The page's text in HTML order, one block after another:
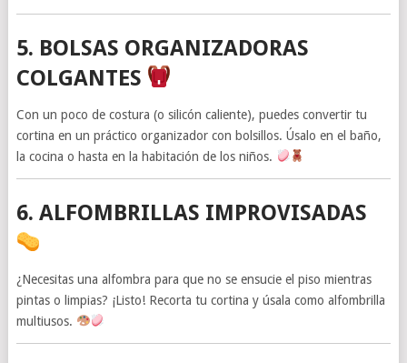
5. BOLSAS ORGANIZADORAS
COLGANTES
Con un poco de costura (o silicón caliente), puedes convertir tu
cortina en un práctico organizador con bolsillos. Úsalo en el baño,
la cocina o hasta en la habitación de los niños.
6. ALFOMBRILLAS IMPROVISADAS
¿Necesitas una alfombra para que no se ensucie el piso mientras
pintas o limpias? ¡Listo! Recorta tu cortina y úsala como alfombrilla
multiusos.